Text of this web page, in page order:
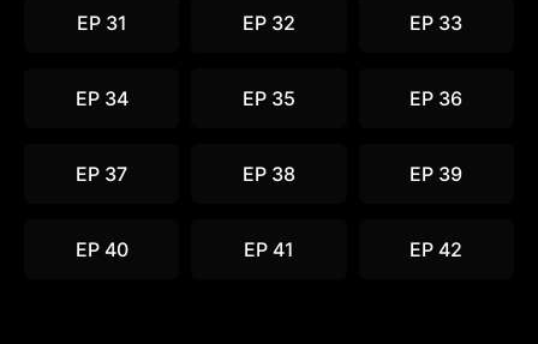
EP 31 EP 32 EP 33
EP 34 EP 35 EP 36
EP 37 EP 38 EP 39
EP 40 EP 41 EP 42